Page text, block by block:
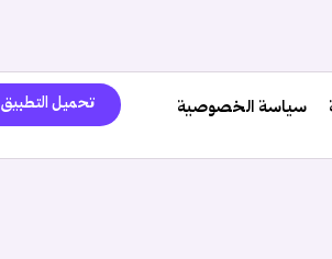
سياسة الخصوصية تحميل التطبيق